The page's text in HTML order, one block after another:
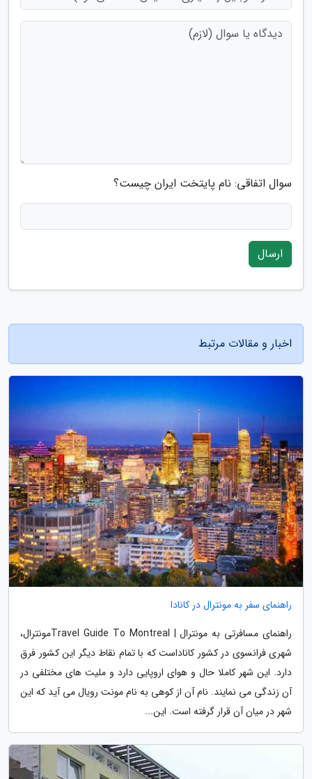
سوال اتفاقی: نام پایتخت ایران چیست؟
ارسال
اخبار و مقالات مرتبط
راهنمای سفر به مونترال در کانادا
راهنمای مسافرتی به مونترال | Travel Guide To Montrealمونترال،
شهری فرانسوی در کشور کاناداست که با تمام نقاط دیگر این کشور فرق
دارد. این شهر کاملا حال و هوای اروپایی دارد و ملیت های مختلفی در
آن زندگی می نمایند. نام آن از کوهی به نام مونت رویال می آید که این
شهر در میان آن قرار گرفته است. این...